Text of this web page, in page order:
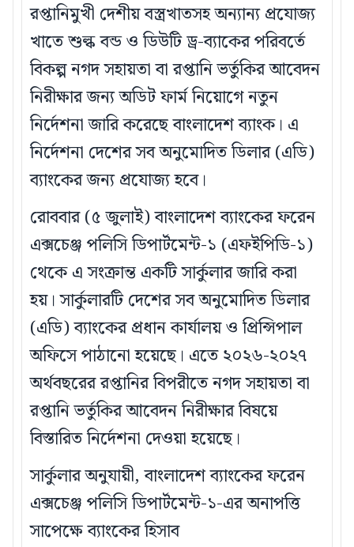
রপ্তানিমুখী দেশীয় বস্ত্রখাতসহ অন্যান্য প্রযোজ্য
খাতে শুল্ক বন্ড ও ডিউটি ড্র-ব্যাকের পরিবর্তে
বিকল্প নগদ সহায়তা বা রপ্তানি ভর্তুকির আবেদন
নিরীক্ষার জন্য অডিট ফার্ম নিয়োগে নতুন
নির্দেশনা জারি করেছে বাংলাদেশ ব্যাংক। এ
নির্দেশনা দেশের সব অনুমোদিত ডিলার (এডি)
ব্যাংকের জন্য প্রযোজ্য হবে।
রোববার (৫ জুলাই) বাংলাদেশ ব্যাংকের ফরেন
এক্সচেঞ্জ পলিসি ডিপার্টমেন্ট-১ (এফইপিডি-১)
থেকে এ সংক্রান্ত একটি সার্কুলার জারি করা
হয়। সার্কুলারটি দেশের সব অনুমোদিত ডিলার
(এডি) ব্যাংকের প্রধান কার্যালয় ও প্রিন্সিপাল
অফিসে পাঠানো হয়েছে। এতে ২০২৬-২০২৭
অর্থবছরের রপ্তানির বিপরীতে নগদ সহায়তা বা
রপ্তানি ভর্তুকির আবেদন নিরীক্ষার বিষয়ে
বিস্তারিত নির্দেশনা দেওয়া হয়েছে।
সার্কুলার অনুযায়ী, বাংলাদেশ ব্যাংকের ফরেন
এক্সচেঞ্জ পলিসি ডিপার্টমেন্ট-১-এর অনাপত্তি
সাপেক্ষে ব্যাংকের হিসাব